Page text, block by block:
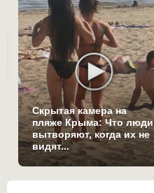
Скрытая камера на
пляже Крыма: Что люди
вытворяют, когда их не
видят...